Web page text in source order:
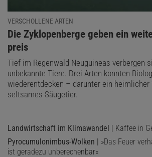
VERSCHOLLENE ARTEN
:
Die Zyklopenberge geben ein
preis
Tief im Regenwald Neuguineas verbergen
unbekannte Tiere. Drei Arten konnten
wiederentdecken – darunter ein heimlicher
seltsames Säugetier.
Landwirtschaft im Klimawandel | Kaffee in
Pyrocumulonimbus-Wolken | »Das Feuer
ist geradezu unberechenbar«